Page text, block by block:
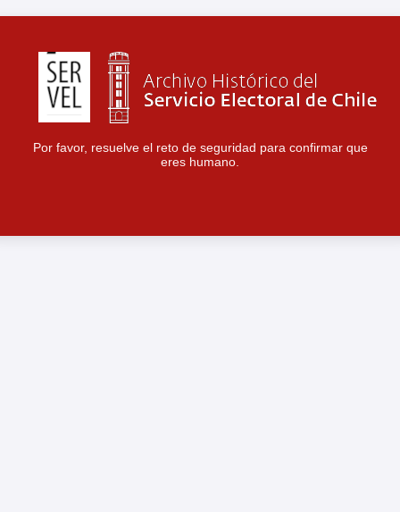
Por favor, resuelve el reto de seguridad para confirmar que
eres humano.